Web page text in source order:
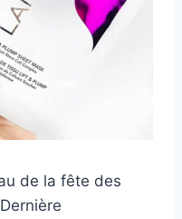
de la fête des
Dernière